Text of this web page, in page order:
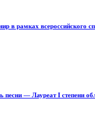
в рамках всероссийского
— Лауреат I степени